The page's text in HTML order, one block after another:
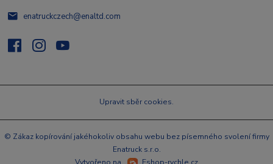
enatruckczech@enaltd.com
Upravit sběr cookies.
© Zákaz kopírování jakéhokoliv obsahu webu bez písemného svolení firmy
Enatruck s.r.o.